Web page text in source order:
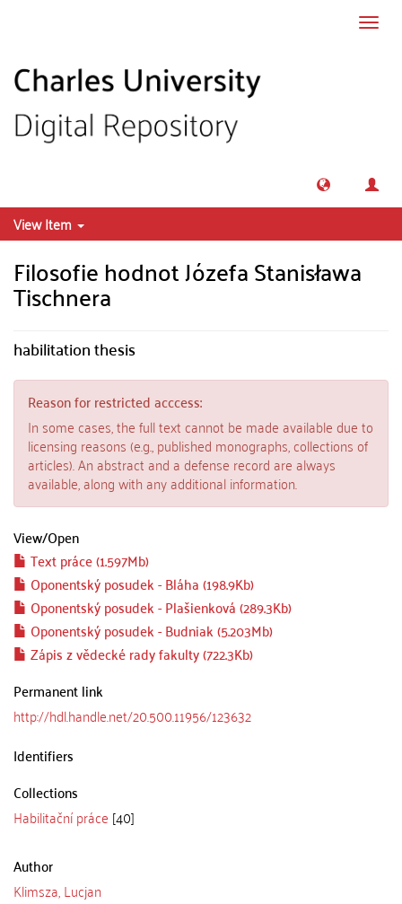
View Item
Filosofie hodnot Józefa Stanisława
Tischnera
habilitation thesis
Reason for restricted acccess:
In some cases, the full text cannot be made available due to
licensing reasons (e.g., published monographs, collections of
articles). An abstract and a defense record are always
available, along with any additional information.
View/Open
Text práce (1.597Mb)
Oponentský posudek - Bláha (198.9Kb)
Oponentský posudek - Plašienková (289.3Kb)
Oponentský posudek - Budniak (5.203Mb)
Zápis z vědecké rady fakulty (722.3Kb)
Permanent link
http://hdl.handle.net/20.500.11956/123632
Identifiers
Collections
Habilitační práce [40]
Author
Klimsza, Lucjan